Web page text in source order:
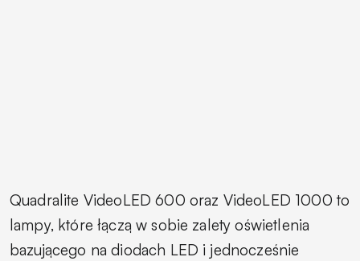
Quadralite VideoLED 600 oraz VideoLED 1000 to
lampy, które łączą w sobie zalety oświetlenia
bazującego na diodach LED i jednocześnie